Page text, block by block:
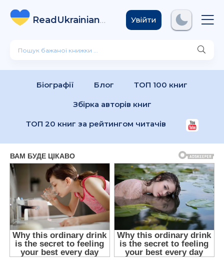
ReadUkrainian
Books .com
Увійти
Біографії Блог ТОП 100 книг
Збірка авторів книг
ТОП 20 книг за рейтингом читачів